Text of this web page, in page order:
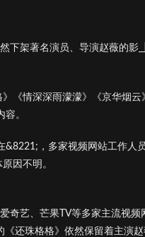
下架著名演员、导演赵薇的影
《情深深雨濛濛》《京华烟
。
&8221;，多家视频网站工作人
因不明。
奇艺、芒果TV等多家主流视
还珠格格》依然保留着主演赵